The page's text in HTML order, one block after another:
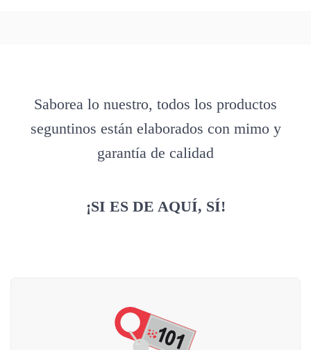
Saborea lo nuestro, todos los productos
seguntinos están elaborados con mimo y
garantía de calidad
¡SI ES DE AQUÍ, SÍ!